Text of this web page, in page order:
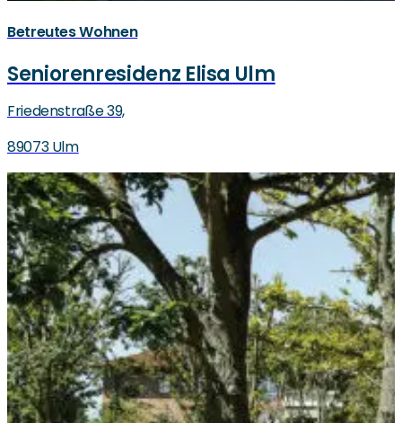
Betreutes Wohnen
Seniorenresidenz Elisa Ulm
Friedenstraße 39,
89073 Ulm